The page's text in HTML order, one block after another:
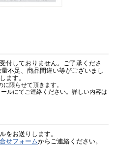
付しておりません。ご了承くださ
不足、商品間違い等がございまし
ます。
限らせて頂きます。
ルにてご連絡ください。詳しい内容は
をお送りします。
せフォームからご連絡ください。